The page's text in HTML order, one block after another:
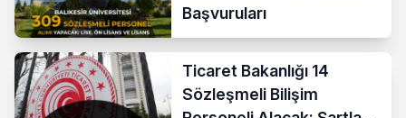
Başvuruları
Ticaret Bakanlığı 14
Sözleşmeli Bilişim